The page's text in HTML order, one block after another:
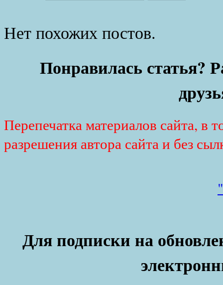
Нет похожих постов.
Понравилась статья?
Перепечатка материалов сайта, в
разрешения автора сайта и без
Для подписки на